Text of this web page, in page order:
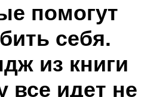
помогут
себя.
из книги
все идет не